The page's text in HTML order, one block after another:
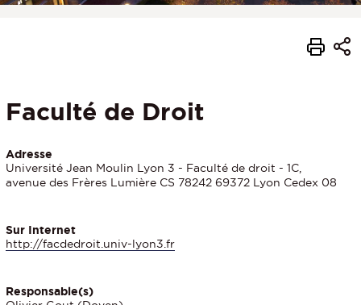
Faculté de Droit
Adresse
Université Jean Moulin Lyon 3 - Faculté de droit - 1C,
avenue des Frères Lumière CS 78242 69372 Lyon Cedex 08
Sur Internet
http://facdedroit.univ-lyon3.fr
Responsable(s)